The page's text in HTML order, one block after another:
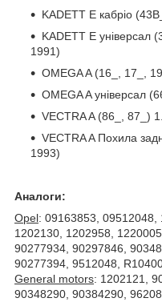
KADETT E кабріо
KADETT E універсал
1991)
OMEGA A (16_, 17_,
OMEGA A універсал
VECTRA A (86_, 87_)
VECTRA A Похила
1993)
Аналоги:
Opel: 09163853, 09512048,
1202130, 1202958,
90277934, 90297846,
90277394, 9512048,
General motors: 1202121,
90348290, 90384290,